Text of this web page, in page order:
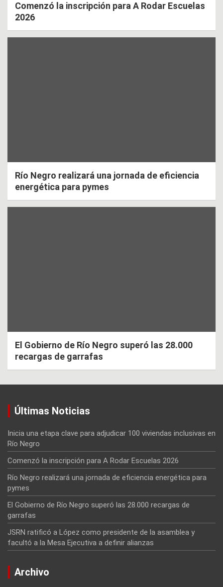
Comenzó la inscripción para A Rodar Escuelas
2026
Río Negro realizará una jornada de eficiencia
energética para pymes
El Gobierno de Río Negro superó las 28.000
recargas de garrafas
Últimas Noticias
Inicia una etapa clave para adjudicar 100 viviendas inclusivas en
Río Negro
Comenzó la inscripción para A Rodar Escuelas 2026
Río Negro realizará una jornada de eficiencia energética para
pymes
El Gobierno de Río Negro superó las 28.000 recargas de
garrafas
JSRN ratificó a López como presidente de la asamblea y
facultó a la Mesa Ejecutiva a definir alianzas
Archivo